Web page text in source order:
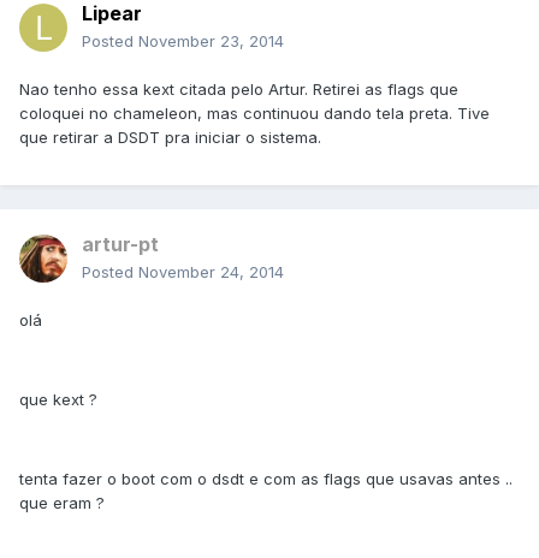
Lipear
Posted November 23, 2014
Nao tenho essa kext citada pelo Artur. Retirei as flags que
coloquei no chameleon, mas continuou dando tela preta. Tive
que retirar a DSDT pra iniciar o sistema.
artur-pt
Posted November 24, 2014
olá
que kext ?
tenta fazer o boot com o dsdt e com as flags que usavas antes ..
que eram ?